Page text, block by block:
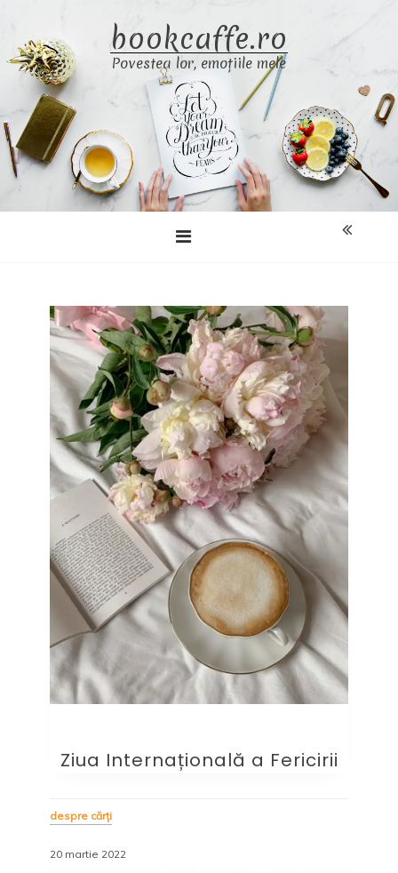
content
bookcaffe.ro
Povestea lor, emoțiile mele
Ziua Internațională a Fericirii
despre cărți
20 martie 2022